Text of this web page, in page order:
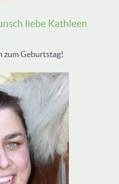
liebe Kathleen
zum Geburtstag!